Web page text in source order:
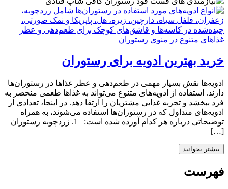
خرید بهترین ادویه‌ برای رستوران
ادویه‌ها نقش بسیار مهمی در طعم‌دهی و عطر غذاها در رستوران‌ها
دارند. استفاده از ادویه‌های متنوع می‌تواند به غذاها طعمی منحصر به
فرد ببخشد و تجربه غذایی مشتریان را ارتقا دهد. در اینجا، تعدادی از
ادویه‌های متداول که در رستوران‌ها استفاده می‌شوند، به همراه
توضیحاتی درباره هر کدام آورده شده است: 1. زردچوبه رستوران
[…]
بیشتر بخوانید
فهرست